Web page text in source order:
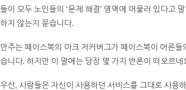
들이 모두 노인들의 ‘문제 해결’ 영역에 머물러 있다고
하지 않는지 묻습니다.
만주는 페이스북의 마크 저커버그가 페이스북이 어른
습니다. 하지만 이 말에는 당장 몇 가지 반론이 떠오르네
우선, 사람들은 자신이 사용하던 서비스를 그대로 사용